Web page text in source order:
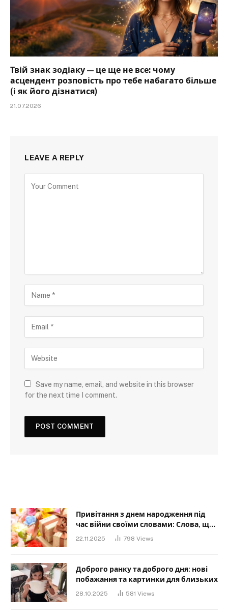
Твій знак зодіаку — це ще не все: чому
асцендент розповість про тебе набагато більше
(і як його дізнатися)
21.07.2026
LEAVE A REPLY
Save my name, email, and website in this browser
for the next time I comment.
Привітання з днем народження під
час війни своїми словами: Слова, що
дарують надію та силу
22.11.2025 798 Views
Доброго ранку та доброго дня: нові
побажання та картинки для близьких
28.10.2025 581 Views